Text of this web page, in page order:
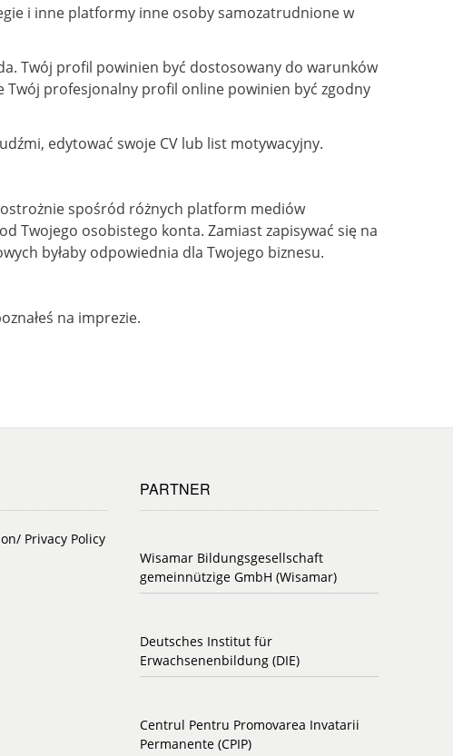
i inne platformy inne osoby samozatrudnione w
Twój profil powinien być dostosowany do warunków
Twój profesjonalny profil online powinien być zgodny
edytować swoje CV lub list motywacyjny.
ostrożnie spośród różnych platform mediów
Twojego osobistego konta. Zamiast zapisywać się na
byłaby odpowiednia dla Twojego biznesu.
na imprezie.
Privacy Policy
PARTNER
Wisamar Bildungsgesellschaft
gemeinnützige GmbH (Wisamar)
Deutsches Institut für
Erwachsenenbildung (DIE)
Centrul Pentru Promovarea Invatarii
Permanente (CPIP)